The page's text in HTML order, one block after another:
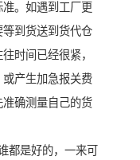
。如遇到工厂更
到货送到货代仓
时间已经很紧，
产生加急报关费
确测量自己的货
都是好的，一来可